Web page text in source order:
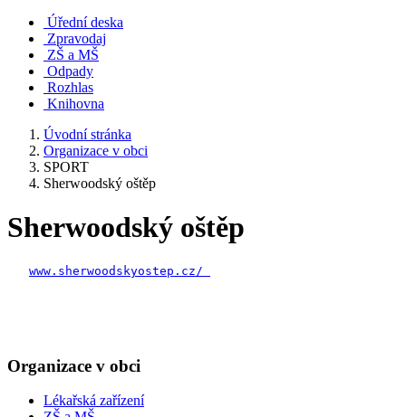
Úřední deska
Zpravodaj
ZŠ a MŠ
Odpady
Rozhlas
Knihovna
Úvodní stránka
Organizace v obci
SPORT
Sherwoodský oštěp
Sherwoodský oštěp
www.sherwoodskyostep.cz/
Organizace v obci
Lékařská zařízení